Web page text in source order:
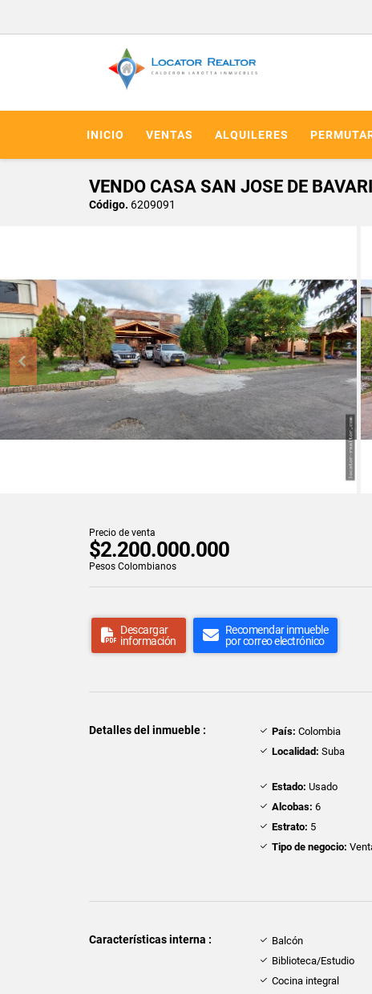
INICIO VENTAS ALQUILERES
VENDO CASA SAN JOSE DE
Código. 6209091
Precio de venta
$2.200.000.000
Pesos Colombianos
Descargar
información
Recomendar inmueble
por correo electrónico
Detalles del inmueble : País: Colombia
Localidad: Suba
Estado: Usado
Alcobas: 6
Estrato: 5
Tipo de negocio:
Características interna : Balcón
Biblioteca/Estudio
Cocina integral